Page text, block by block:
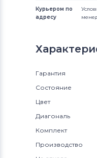
Курьером по
адресу
Гарантия
Состояние
Цвет
Диагональ
Комплект
Производство